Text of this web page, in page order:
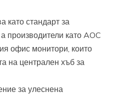
като стандарт за
производители като AOC
офис монитори, които
на централен хъб за
за улеснена